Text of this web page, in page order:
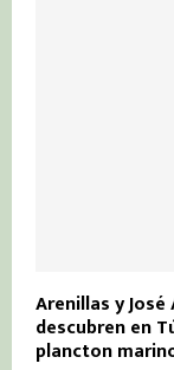
Arenillas y
descubren en
plancton